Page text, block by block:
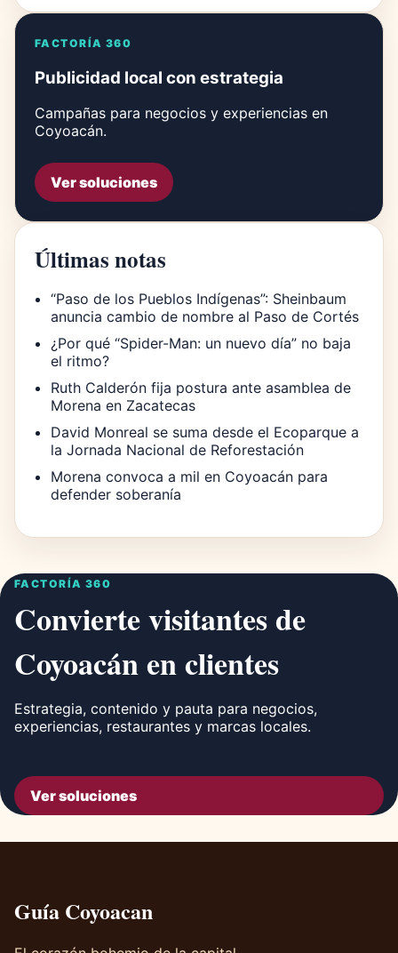
FACTORÍA 360
Publicidad local con estrategia
Campañas para negocios y experiencias en
Coyoacán.
Ver soluciones
Últimas notas
“Paso de los Pueblos Indígenas”: Sheinbaum
anuncia cambio de nombre al Paso de Cortés
¿Por qué “Spider-Man: un nuevo día” no baja
el ritmo?
Ruth Calderón fija postura ante asamblea de
Morena en Zacatecas
David Monreal se suma desde el Ecoparque a
la Jornada Nacional de Reforestación
Morena convoca a mil en Coyoacán para
defender soberanía
FACTORÍA 360
Convierte visitantes de
Coyoacán en clientes
Estrategia, contenido y pauta para negocios,
experiencias, restaurantes y marcas locales.
Ver soluciones
Guía Coyoacan